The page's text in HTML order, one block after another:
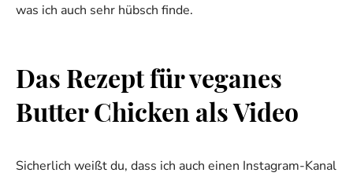
was ich auch sehr hübsch finde.
Das Rezept für veganes
Butter Chicken als Video
Sicherlich weißt du, dass ich auch einen Instagram-Kanal